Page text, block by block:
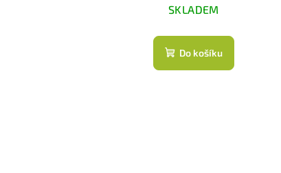
SKLADEM
Do košíku